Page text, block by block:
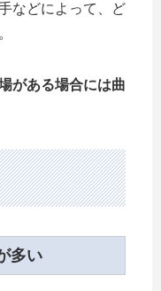
などによって、ど
がある場合には曲
多い